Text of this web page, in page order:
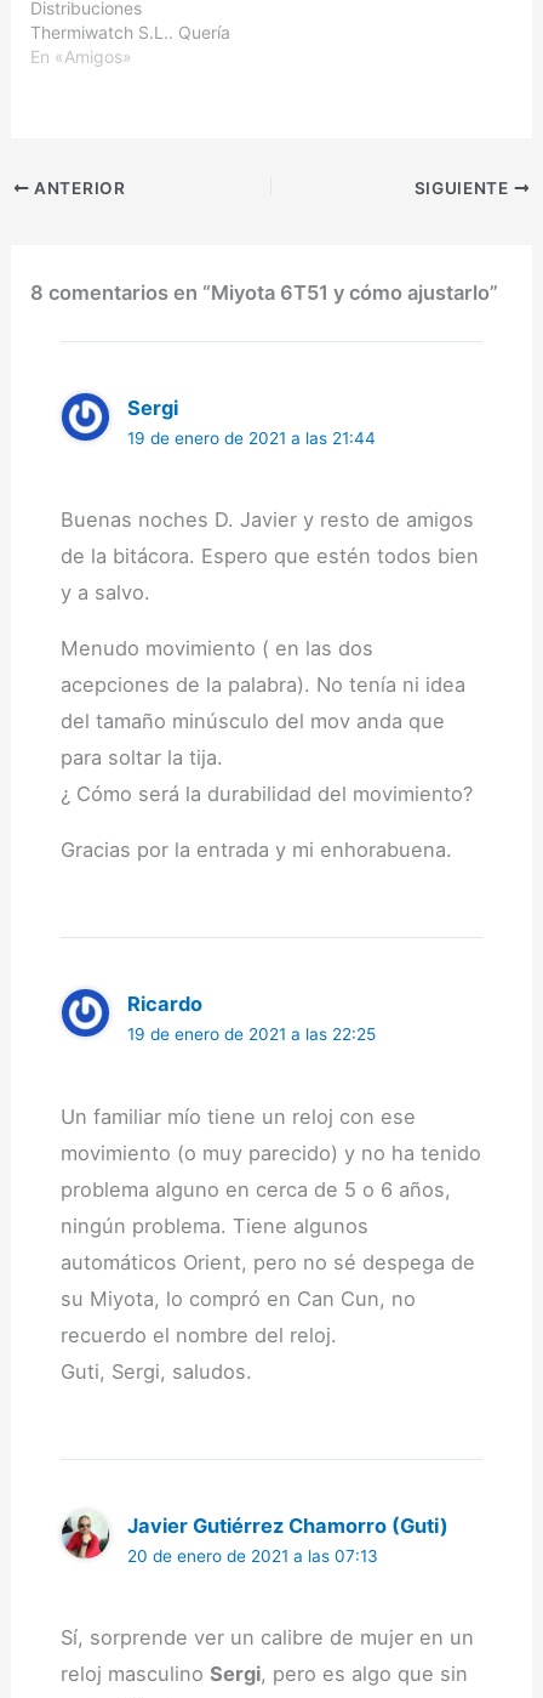
Distribuciones
Thermiwatch S.L.. Quería
conocer más a fondo la
resurgimiento. A pesar de
En «Amigos»
ANTERIOR SIGUIENTE
8 comentarios en “Miyota 6T51 y cómo ajustarlo”
Sergi
19 de enero de 2021 a las 21:44
Buenas noches D. Javier y resto de amigos
de la bitácora. Espero que estén todos bien
y a salvo.
Menudo movimiento ( en las dos
acepciones de la palabra). No tenía ni idea
del tamaño minúsculo del mov anda que
para soltar la tija.
¿ Cómo será la durabilidad del movimiento?
Gracias por la entrada y mi enhorabuena.
Ricardo
19 de enero de 2021 a las 22:25
Un familiar mío tiene un reloj con ese
movimiento (o muy parecido) y no ha tenido
problema alguno en cerca de 5 o 6 años,
ningún problema. Tiene algunos
automáticos Orient, pero no sé despega de
su Miyota, lo compró en Can Cun, no
recuerdo el nombre del reloj.
Guti, Sergi, saludos.
Javier Gutiérrez Chamorro (Guti)
20 de enero de 2021 a las 07:13
Sí, sorprende ver un calibre de mujer en un
reloj masculino Sergi, pero es algo que sin